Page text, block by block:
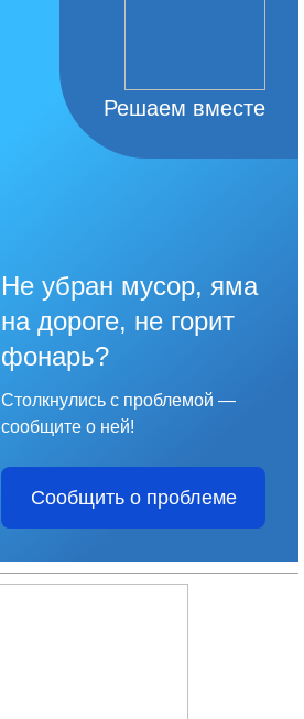
Решаем вместе
Не убран мусор, яма
на дороге, не горит
фонарь?
Столкнулись с проблемой —
сообщите о ней!
Сообщить о проблеме